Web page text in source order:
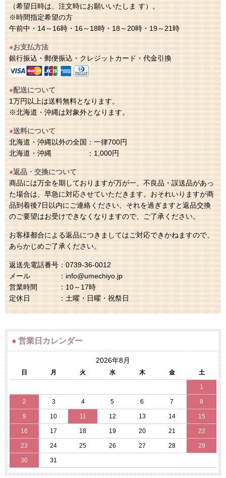
（希望日時は、注文時にお願いいたしま す）。
※時間指定希望の方
午前中・14～16時・16～18時・18～20時・19～21時
●お支払方法
銀行振込・郵便振込・クレジットカード・代金引換
●配送について
1万円以上は送料無料となります。
※北海道・沖縄は対象外となります。
●送料について
北海道・沖縄以外の全国：一律700円
北海道・沖縄 ：1,000円
●返品・交換について
商品には万全を期しておりますが万が一、不良品・誤送品があっ
た場合は、早急に対応させていただきます。おそれいりますが商
品到着後7日以内にご連絡ください。それを過ぎますと返品交換
のご要望はお受けできなくなりますので、ご了承ください。
お客様都合による返品につきましてはご対応できかねますので、
あらかじめご了承ください。
返送先電話番号：0739-36-0012
メール ：info@umechiyo.jp
営業時間 ：10～17時
定休日 ：土曜・日曜・祝祭日
● 営業日カレンダー
2026年8月
日 月 火 水 木 金 土
1
2 3 4 5 6 7 8
9 10 11 12 13 14 15
16 17 18 19 20 21 22
23 24 25 26 27 28 29
30 31